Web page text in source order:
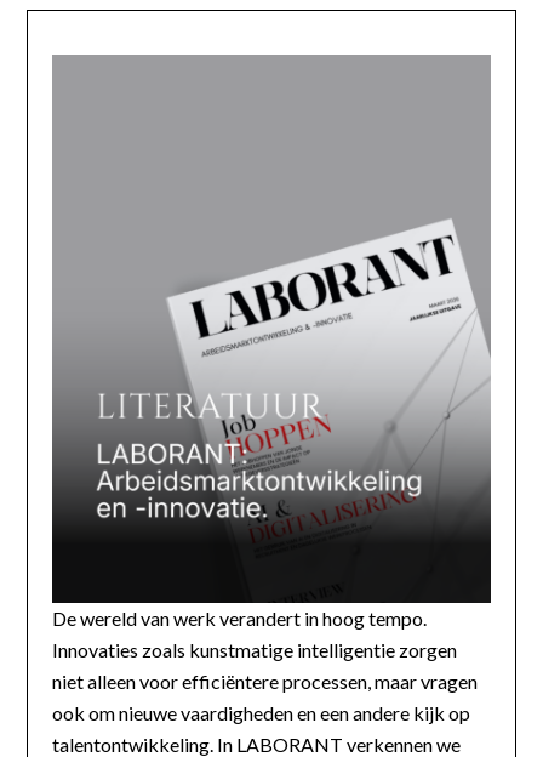
De wereld van werk verandert in hoog tempo.
Innovaties zoals kunstmatige intelligentie zorgen
niet alleen voor efficiëntere processen, maar vragen
ook om nieuwe vaardigheden en een andere kijk op
talentontwikkeling. In LABORANT verkennen we